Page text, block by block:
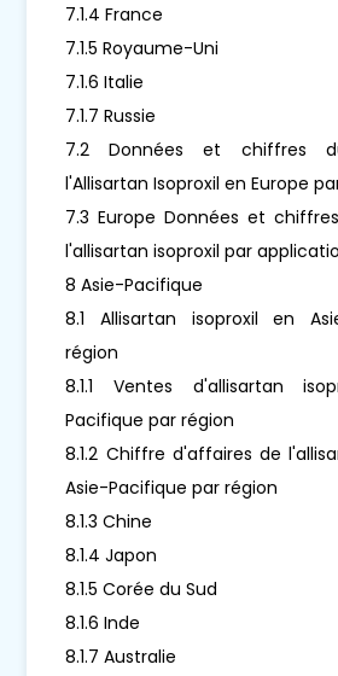
7.1.4 France
7.1.5 Royaume-Uni
7.1.6 Italie
7.1.7 Russie
7.2 Données et chiffres
l'Allisartan Isoproxil en Europe
7.3 Europe Données et
l'allisartan isoproxil par
8 Asie-Pacifique
8.1 Allisartan isoproxil en
région
8.1.1 Ventes d'allisartan
Pacifique par région
8.1.2 Chiffre d'affaires de
Asie-Pacifique par région
8.1.3 Chine
8.1.4 Japon
8.1.5 Corée du Sud
8.1.6 Inde
8.1.7 Australie